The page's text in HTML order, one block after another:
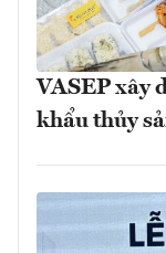
VASEP xây
khẩu thủy